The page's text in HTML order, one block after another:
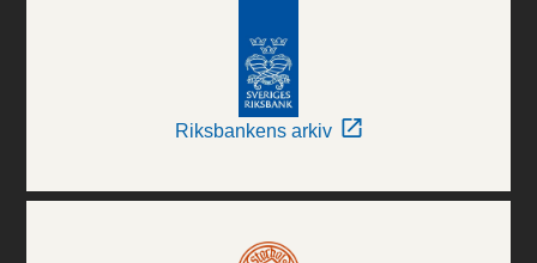
Riksbankens arkiv